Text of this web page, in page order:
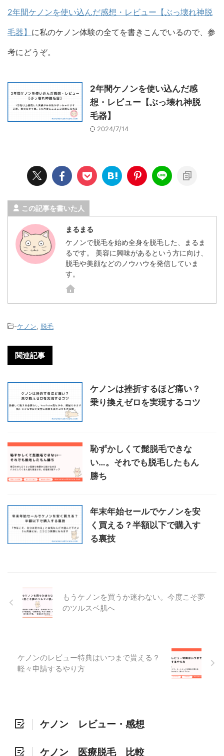
2年間ケノンを使い込んだ感想・レビュー【ぶっ壊れ神脱
毛器】 に私のケノン体験の全てを書きこんでいるので、参
考にどうぞ。
2年間ケノンを使い込んだ感
想・レビュー【ぶっ壊れ神脱
毛器】
2024/7/14
この記事を書いた人
まるまる
ケノンで脱毛を始め全身を脱毛した、まるま
るです。 美容に興味があるという方に向け、
脱毛や美顔などのノウハウを発信していま
す。
-ケノン, 脱毛
関連記事
ケノンは挫折するほど痛い？
乗り換えゼロを実現するコツ
恥ずかしくて髭脱毛できな
い…。それでも脱毛したもん
勝ち
年末年始セールでケノンを安
く買える？半額以下で購入す
る裏技
もうケノンを買うか迷わない。今度こそ夢
のツルスベ肌へ
ケノンのレビュー特典はいつまで貰える？
軽々申請するやり方
ケノン レビュー・感想
ケノン 医療脱毛 比較